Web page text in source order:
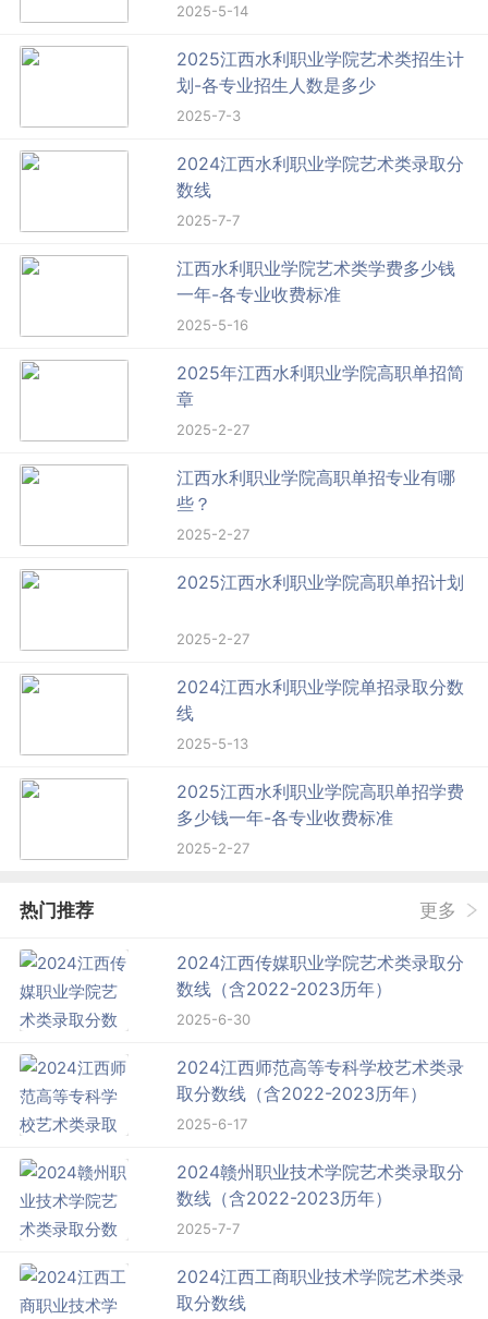
2025-5-14
2025江西水利职业学院艺术类招生计
划-各专业招生人数是多少
2025-7-3
2024江西水利职业学院艺术类录取分
数线
2025-7-7
江西水利职业学院艺术类学费多少钱
一年-各专业收费标准
2025-5-16
2025年江西水利职业学院高职单招简
章
2025-2-27
江西水利职业学院高职单招专业有哪
些？
2025-2-27
2025江西水利职业学院高职单招计划
2025-2-27
2024江西水利职业学院单招录取分数
线
2025-5-13
2025江西水利职业学院高职单招学费
多少钱一年-各专业收费标准
2025-2-27
热门推荐 更多
2024江西传媒职业学院艺术类录取分
数线（含2022-2023历年）
2025-6-30
2024江西师范高等专科学校艺术类录
取分数线（含2022-2023历年）
2025-6-17
2024赣州职业技术学院艺术类录取分
数线（含2022-2023历年）
2025-7-7
2024江西工商职业技术学院艺术类录
取分数线